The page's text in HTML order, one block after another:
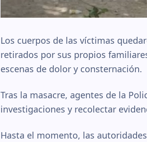
Los cuerpos de las víctimas
retirados por sus propios
escenas de dolor y consternación.
Tras la masacre, agentes de la
investigaciones y recolectar
Hasta el momento, las